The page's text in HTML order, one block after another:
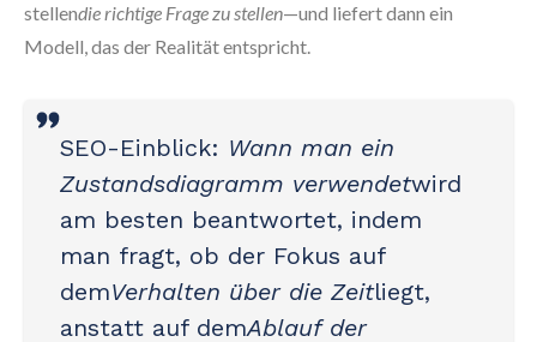
stellendie richtige Frage zu stellen—und liefert dann ein
Modell, das der Realität entspricht.
SEO-Einblick: Wann man ein
Zustandsdiagramm verwendetwird
am besten beantwortet, indem
man fragt, ob der Fokus auf
demVerhalten über die Zeitliegt,
anstatt auf demAblauf der